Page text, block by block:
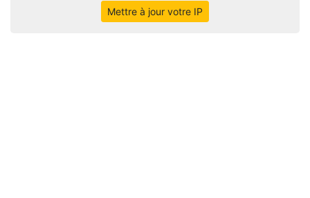
Mettre à jour votre IP